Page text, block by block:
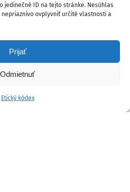
ID na tejto stránke. Nesúhlas
ovplyvniť určité vlastnosti a
Prijať
Odmietnuť
Etický kódex